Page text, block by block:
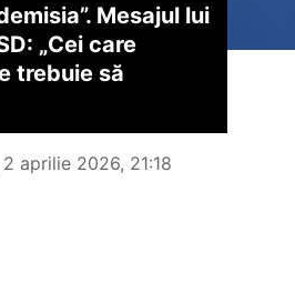
Mesajul lui
„Cei care
trebuie să
aprilie 2026, 21:18